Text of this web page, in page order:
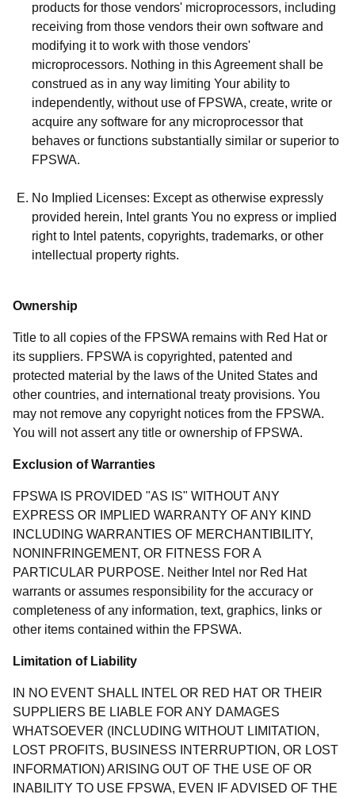
products for those vendors' microprocessors, including
receiving from those vendors their own software and
modifying it to work with those vendors'
microprocessors. Nothing in this Agreement shall be
construed as in any way limiting Your ability to
independently, without use of FPSWA, create, write or
acquire any software for any microprocessor that
behaves or functions substantially similar or superior to
FPSWA.
No Implied Licenses: Except as otherwise expressly
provided herein, Intel grants You no express or implied
right to Intel patents, copyrights, trademarks, or other
intellectual property rights.
Ownership
Title to all copies of the FPSWA remains with Red Hat or
its suppliers. FPSWA is copyrighted, patented and
protected material by the laws of the United States and
other countries, and international treaty provisions. You
may not remove any copyright notices from the FPSWA.
You will not assert any title or ownership of FPSWA.
Exclusion of Warranties
FPSWA IS PROVIDED "AS IS" WITHOUT ANY
EXPRESS OR IMPLIED WARRANTY OF ANY KIND
INCLUDING WARRANTIES OF MERCHANTIBILITY,
NONINFRINGEMENT, OR FITNESS FOR A
PARTICULAR PURPOSE. Neither Intel nor Red Hat
warrants or assumes responsibility for the accuracy or
completeness of any information, text, graphics, links or
other items contained within the FPSWA.
Limitation of Liability
IN NO EVENT SHALL INTEL OR RED HAT OR THEIR
SUPPLIERS BE LIABLE FOR ANY DAMAGES
WHATSOEVER (INCLUDING WITHOUT LIMITATION,
LOST PROFITS, BUSINESS INTERRUPTION, OR LOST
INFORMATION) ARISING OUT OF THE USE OF OR
INABILITY TO USE FPSWA, EVEN IF ADVISED OF THE